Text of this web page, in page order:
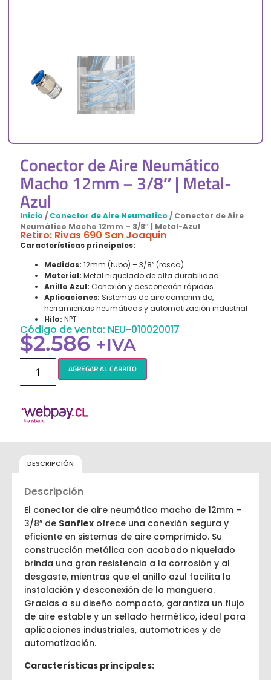
Conector de Aire Neumático
Macho 12mm – 3/8″ | Metal-
Azul
Inicio / Conector de Aire Neumatico / Conector de Aire
Neumático Macho 12mm – 3/8″ | Metal-Azul
Retiro: Rivas 690 San Joaquin
Características principales:
Medidas:12mm (tubo) – 3/8″ (rosca)
Material: Metal niquelado de alta durabilidad
Anillo Azul: Conexión y desconexión rápidas
Aplicaciones: Sistemas de aire comprimido,
herramientas neumáticas y automatización industrial
Hilo: NPT
Código de venta: NEU-010020017
$2.586 +IVA
AGREGAR AL CARRITO
DESCRIPCIÓN
Descripción
El conector de aire neumático macho de 12mm –
3/8″ de Sanflex ofrece una conexión segura y
eficiente en sistemas de aire comprimido. Su
construcción metálica con acabado niquelado
brinda una gran resistencia a la corrosión y al
desgaste, mientras que el anillo azul facilita la
instalación y desconexión de la manguera.
Gracias a su diseño compacto, garantiza un flujo
de aire estable y un sellado hermético, ideal para
aplicaciones industriales, automotrices y de
automatización.
Características principales: